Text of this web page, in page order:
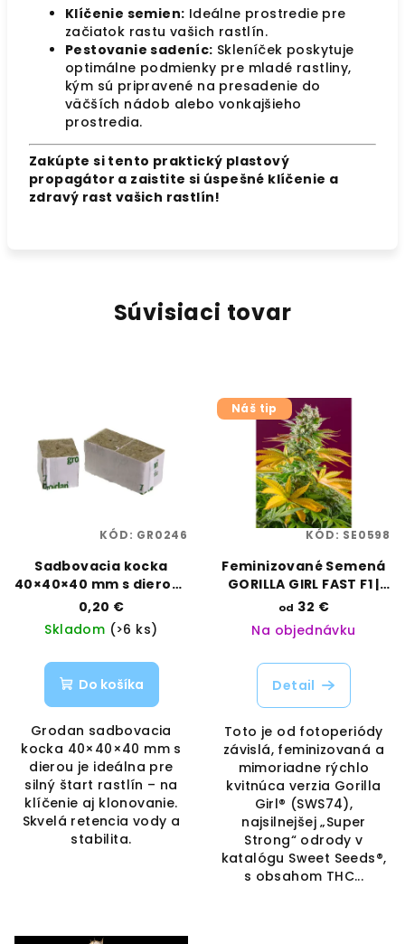
Klíčenie semien: Ideálne prostredie pre
začiatok rastu vašich rastlín.
Pestovanie sadeníc: Skleníček poskytuje
optimálne podmienky pre mladé rastliny,
kým sú pripravené na presadenie do
väčších nádob alebo vonkajšieho
prostredia.
Zakúpte si tento praktický plastový
propagátor a zaistite si úspešné klíčenie a
zdravý rast vašich rastlín!
Súvisiaci tovar
Sadbovacia kocka
40×40×40 mm s dierou |
Grodan | Vaporama
0,20 €
Skladom (>6 ks)
Do košíka
Grodan sadbovacia
kocka 40×40×40 mm s
dierou je ideálna pre
silný štart rastlín – na
klíčenie aj klonovanie.
Skvelá retencia vody a
stabilita.
KÓD: GR0246
Náš tip
Feminizované Semená
GORILLA GIRL FAST F1 |
SWEET SEEDS
od 32 €
Na objednávku
Detail
Toto je od fotoperiódy
závislá, feminizovaná a
mimoriadne rýchlo
kvitnúca verzia Gorilla
Girl® (SWS74),
najsilnejšej „Super
Strong“ odrody v
katalógu Sweet Seeds®,
s obsahom THC...
KÓD: SE0598